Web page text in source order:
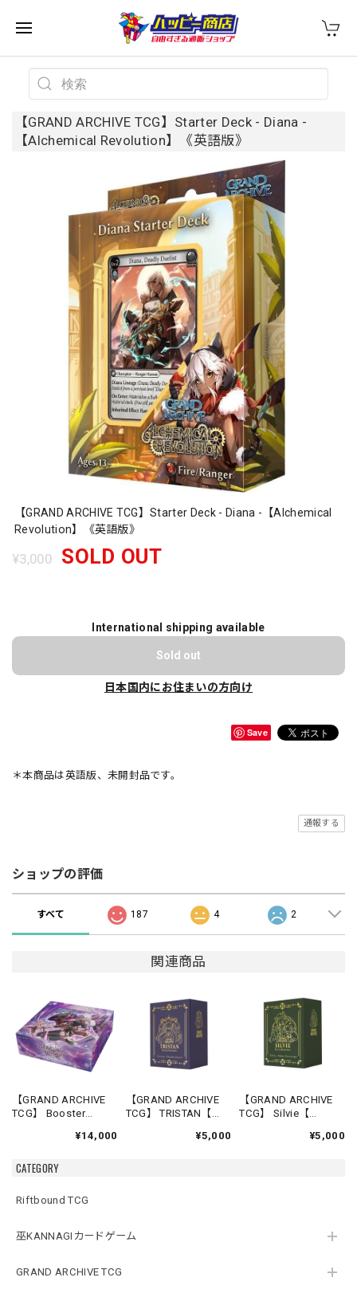
CATEGORY
Riftbound TCG
巫KANNAGIカードゲーム
GRAND ARCHIVE TCG
【GRAND ARCHIVE TCG】Starter Deck - Diana -
【Alchemical Revolution】《英語版》
【GRAND ARCHIVE TCG】Starter Deck - Diana -【Alchemical
Revolution】《英語版》
¥3,000 SOLD OUT
International shipping available
Sold out
日本国内にお住まいの方向け
Save
＊本商品は英語版、未開封品です。
通報する
ショップの評価
すべて 187 4 2
関連商品
【GRAND ARCHIVE
TCG】 Booster
【Mercurial Heart
版》
¥14,000
【GRAND ARCHIVE
TCG】 TRISTAN【
Shadowdancer】《英
¥5,000
【GRAND ARCHIVE
TCG】 Silvie【
Slime Sovereign】¥5,000